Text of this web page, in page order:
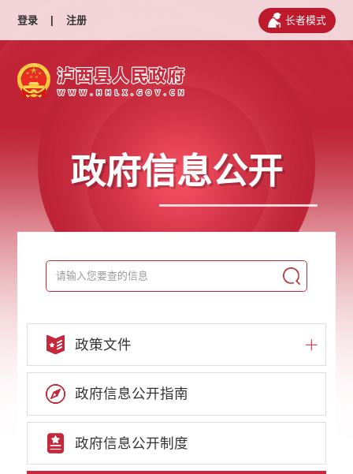
登录 | 注册 长者模式
政府信息公开
政策文件
政府信息公开指南
政府信息公开制度